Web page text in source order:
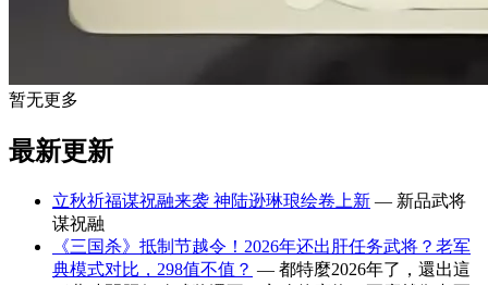
暂无更多
最新更新
立秋祈福谋祝融来袭 神陆逊琳琅绘卷上新 — 新品武将
谋祝融
《三国杀》抵制节越令！2026年还出肝任务武将？老军
典模式对比，298值不值？ — 都特麼2026年了，還出這